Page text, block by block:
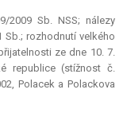
2009 Sb. NSS; nálezy
Sb.; rozhodnutí velkého
ze dne 10. 7.
republice (stížnost č.
Polacek a Polackova